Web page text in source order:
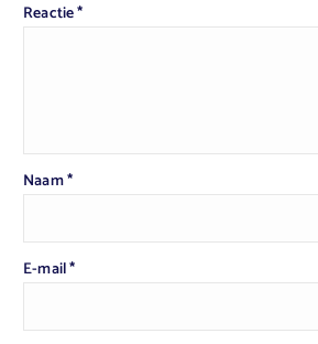
Reactie*
Naam*
E-mail*